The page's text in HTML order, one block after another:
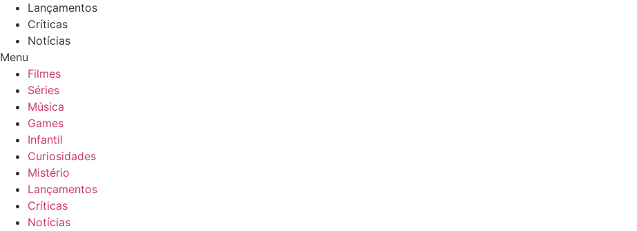
Lançamentos
Críticas
Notícias
Menu
Filmes
Séries
Música
Games
Infantil
Curiosidades
Mistério
Lançamentos
Críticas
Notícias